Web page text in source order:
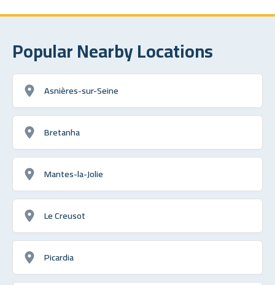
Popular Nearby Locations
Asnières-sur-Seine
Bretanha
Mantes-la-Jolie
Le Creusot
Picardia